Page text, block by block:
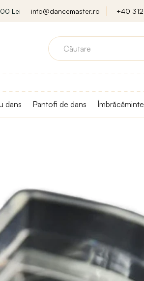
Lei info@dancemaster.ro +40
dans Pantofi de dans